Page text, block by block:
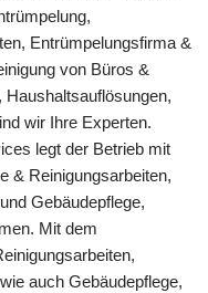
Entrümpelungsfirma &
von Büros &
wir Ihre Experten.
legt der Betrieb mit
& Reinigungsarbeiten,
Gebäudepflege,
Mit dem
auch Gebäudepflege,